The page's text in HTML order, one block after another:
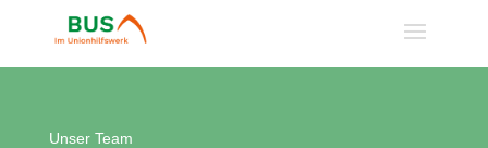
Unser Team